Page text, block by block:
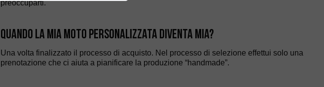
preoccuparti.
Quando la mia moto personalizzata diventa mia?
Una volta finalizzato il processo di acquisto. Nel processo di selezione effettui solo una
prenotazione che ci aiuta a pianificare la produzione “handmade”.